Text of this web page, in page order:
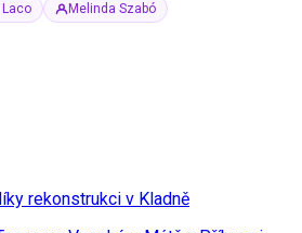
Laco Melinda Szabó
rekonstrukci v Kladně